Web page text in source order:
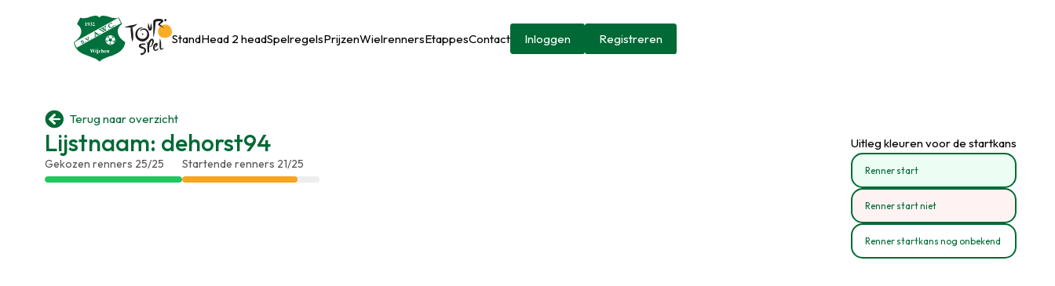
StandHead 2 headSpelregelsPrijzenWielrennersEtappesContact Inloggen Registreren
 Terug naar overzicht
Lijstnaam: dehorst94
Gekozen renners 25/25 Startende renners 21/25
Uitleg kleuren voor de startkans
Renner start
Renner start niet
Renner startkans nog onbekend